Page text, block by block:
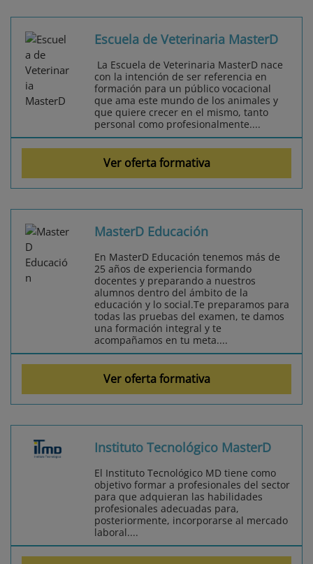
Escuela de Veterinaria MasterD
La Escuela de Veterinaria MasterD nace
con la intención de ser referencia en
formación para un público vocacional
que ama este mundo de los animales y
que quiere crecer en el mismo, tanto
personal como profesionalmente....
Ver oferta formativa
MasterD Educación
En MasterD Educación tenemos más de
25 años de experiencia formando
docentes y preparando a nuestros
alumnos dentro del ámbito de la
educación y lo social.Te preparamos para
todas las pruebas del examen, te damos
una formación integral y te
acompañamos en tu meta....
Ver oferta formativa
Instituto Tecnológico MasterD
El Instituto Tecnológico MD tiene como
objetivo formar a profesionales del sector
para que adquieran las habilidades
profesionales adecuadas para,
posteriormente, incorporarse al mercado
laboral....